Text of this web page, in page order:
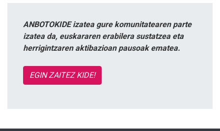
ANBOTOKIDE izatea gure komunitatearen parte
izatea da, euskararen erabilera sustatzea eta
herrigintzaren aktibazioan pausoak ematea.
EGIN ZAITEZ KIDE!